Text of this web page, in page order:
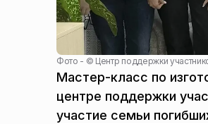
Фото - © Центр поддержки
Мастер-класс по
центре поддержки
участие семьи